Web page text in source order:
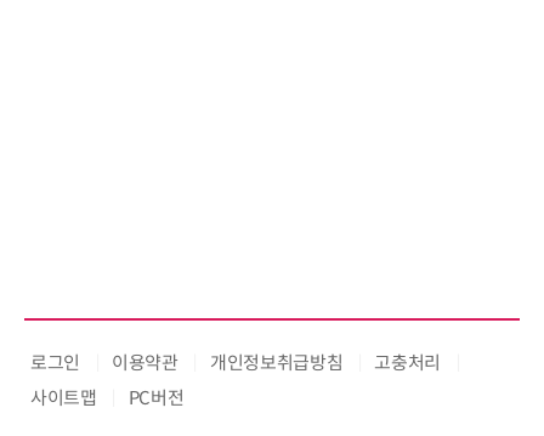
로그인 이용약관 개인정보취급방침
고충처리
사이트맵
PC버전